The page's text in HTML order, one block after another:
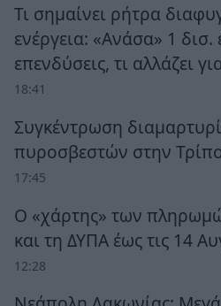
Τι σημαίνει ρήτρα
ενέργεια: «Ανάσα» 1 δισ.
επενδύσεις, τι αλλάζει
18:41
Συγκέντρωση
πυροσβεστών στην
17:45
Ο «χάρτης» των
και τη ΔΥΠΑ έως τις 14
12:28